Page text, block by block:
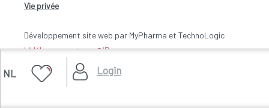
NL Login
Vie privée
Développement site web par MyPharma et TechnoLogic
L'Hébergement par @iPower